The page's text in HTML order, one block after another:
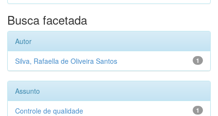
Busca facetada
Autor
1
Silva, Rafaella de Oliveira Santos
Assunto
1
Controle de qualidade